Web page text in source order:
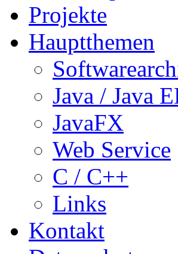
Projekte
Hauptthemen
Java / Java
JavaFX
Web Service
C / C++
Links
Kontakt